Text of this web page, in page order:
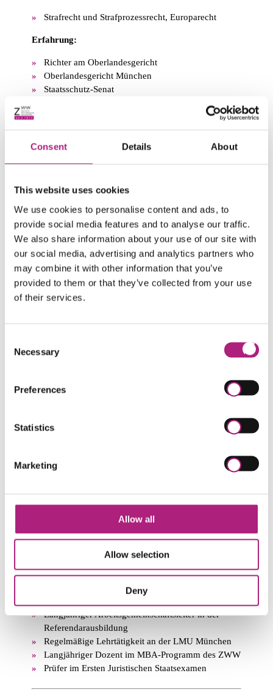
Consent Details About
This website uses cookies
We use cookies to personalise content and ads, to
provide social media features and to analyse our traffic.
We also share information about your use of our site with
our social media, advertising and analytics partners who
may combine it with other information that you’ve
provided to them or that they’ve collected from your use
of their services.
Selection
Necessary
Preferences
Statistics
Marketing
Allow all
Allow selection
Deny
Strafrecht und Strafprozessrecht, Europarecht
Erfahrung:
Richter am Oberlandesgericht
Oberlandesgericht München
Staatsschutz-Senat
Ausbildung:
Passau
Summer School in International Criminal Law,
Summer School in International Humanitarian Law,
Promotion zum Dr. iur. an der Universität Augsburg
2008
Zusatzqualifikationen:
Wissenschaftlicher Mitarbeiter an der Universität
Passau (Lehrstuhl Prof. Beulke), der Bucerius Law
School und der Universität Augsburg (Lehrstuhl
2010-2014: Richter am Amtsgericht München
Seit 2020: Richter am Oberlandesgericht
Entwicklungszusammenarbeitsprojekts mit den
Entwicklungszusammenarbeitsprojekten in den
Philippinen, Ghana, Tansania, Venezuela und
Guatemala
Volksrepublik China
Dozent am Fortbildungsinstitut der Bayerischen
Langjähriger Arbeitsgemeinschaftsleiter in der
Referendarausbildung
Regelmäßige Lehrtätigkeit an der LMU München
Langjähriger Dozent im MBA-Programm des ZWW
Prüfer im Ersten Juristischen Staatsexamen